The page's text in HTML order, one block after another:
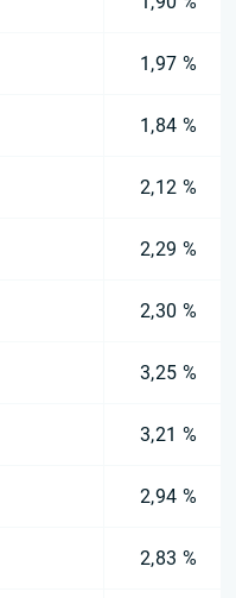
1,97 %
1,84 %
2,12 %
2,29 %
2,30 %
3,25 %
3,21 %
2,94 %
2,83 %